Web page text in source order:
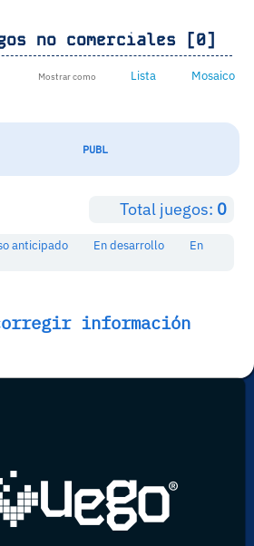
no comerciales [0]
Mostrar como Lista Mosaico
PUBL
Total juegos: 0
anticipado En desarrollo
En
información